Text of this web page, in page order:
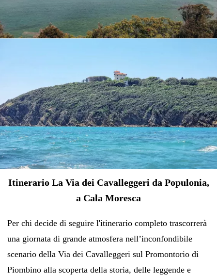
Itinerario La Via dei Cavalleggeri da Populonia,
a Cala Moresca
Per chi decide di seguire l'itinerario completo trascorrerà
una giornata di grande atmosfera nell’inconfondibile
scenario della Via dei Cavalleggeri sul Promontorio di
Piombino alla scoperta della storia, delle leggende e